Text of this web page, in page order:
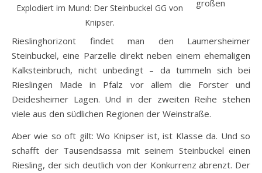
Explodiert im Mund: Der Steinbuckel GG von
Knipser.
großen
Rieslinghorizont findet man den Laumersheimer
Steinbuckel, eine Parzelle direkt neben einem ehemaligen
Kalksteinbruch, nicht unbedingt – da tummeln sich bei
Rieslingen Made in Pfalz vor allem die Forster und
Deidesheimer Lagen. Und in der zweiten Reihe stehen
viele aus den südlichen Regionen der Weinstraße.
Aber wie so oft gilt: Wo Knipser ist, ist Klasse da. Und so
schafft der Tausendsassa mit seinem Steinbuckel einen
Riesling, der sich deutlich von der Konkurrenz abrenzt. Der